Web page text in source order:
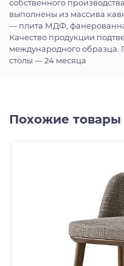
собственного
выполнены из массива
— плита МДФ,
Качество продукции
международного образца.
столы — 24 месяца
Похожие товары